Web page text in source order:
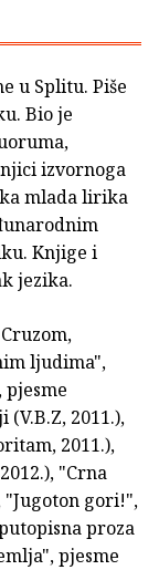
u Splitu. Piše
Bio je
izvornoga
mlada lirika
Knjige i
jezika.
ljudima",
2011.),
2011.),
"Crna
"Jugoton gori!",
proza
pjesme